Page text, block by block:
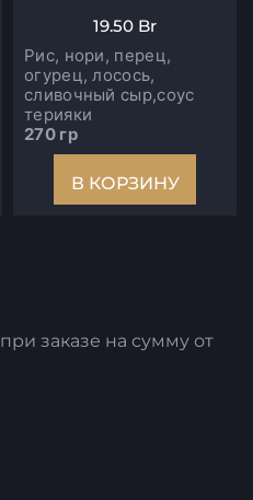
19.50 Br
Рис, нори, перец,
огурец, лосось,
сливочный сыр,соус
терияки
270 гр
В КОРЗИНУ
при заказе на сумму от